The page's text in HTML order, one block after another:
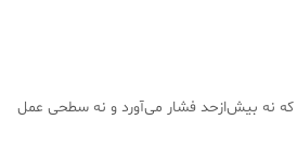
که نه بیش‌ازحد فشار می‌آورد و نه سطحی عمل